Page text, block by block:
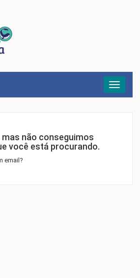
Menu
mas não conseguimos
você está procurando.
email?